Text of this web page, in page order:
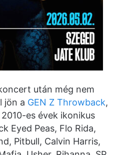
után még nem
jön a GEN Z Throwback,
es évek ikonikus
Eyed Peas, Flo Rida,
Pitbull, Calvin Harris,